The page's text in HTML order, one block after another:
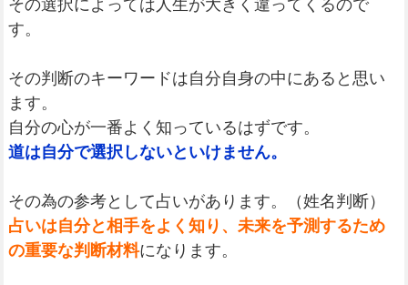
その選択によっては人生が大きく違ってくるので
す。
その判断のキーワードは自分自身の中にあると思い
ます。
自分の心が一番よく知っているはずです。
道は自分で選択しないといけません。
その為の参考として占いがあります。（姓名判断）
占いは自分と相手をよく知り、未来を予測するため
の重要な判断材料になります。